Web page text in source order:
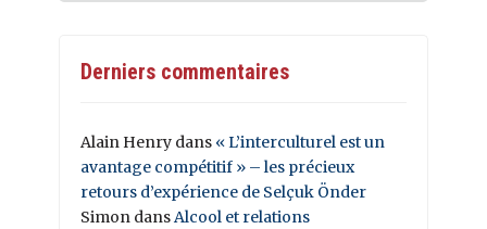
Derniers commentaires
Alain Henry dans « L’interculturel est un
avantage compétitif » – les précieux
retours d’expérience de Selçuk Önder
Simon dansAlcool et relations